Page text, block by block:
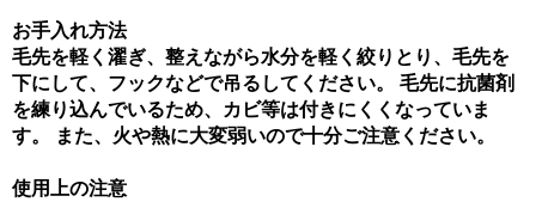
お手入れ方法
毛先を軽く濯ぎ、整えながら水分を軽く絞りとり、毛先を
下にして、フックなどで吊るしてください。 毛先に抗菌剤
を練り込んでいるため、カビ等は付きにくくなっていま
す。 また、火や熱に大変弱いので十分ご注意ください。
使用上の注意